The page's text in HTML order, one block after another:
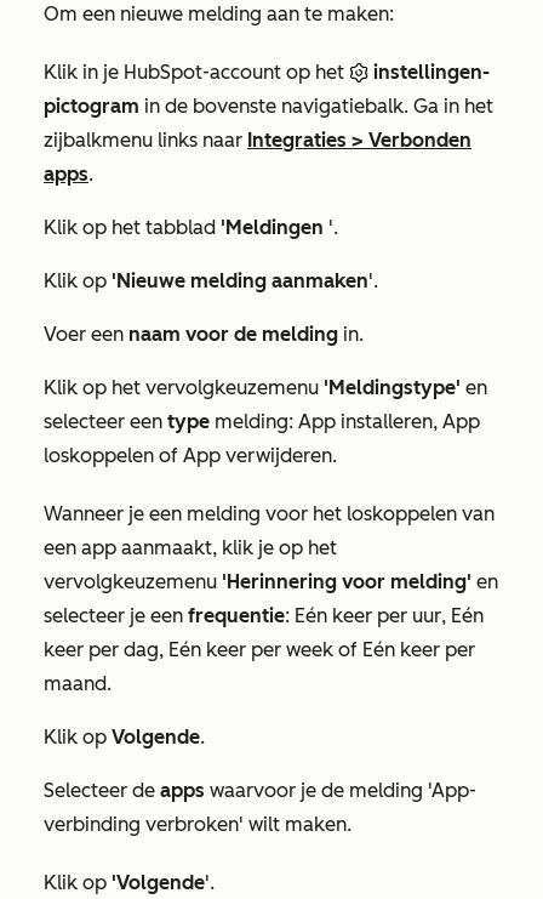
Om een nieuwe melding aan te maken:
Klik in je HubSpot-account op het
instellingen-
pictogram in de bovenste navigatiebalk. Ga in het
zijbalkmenu links naar Integraties > Verbonden
apps.
Klik op het tabblad 'Meldingen '.
Klik op 'Nieuwe melding aanmaken'.
Voer een naam voor de melding in.
Klik op het vervolgkeuzemenu 'Meldingstype' en
selecteer een type melding: App installeren, App
loskoppelen of App verwijderen.
Wanneer je een melding voor het loskoppelen van
een app aanmaakt, klik je op het
vervolgkeuzemenu 'Herinnering voor melding' en
selecteer je een frequentie: Eén keer per uur, Eén
keer per dag, Eén keer per week of Eén keer per
maand.
Klik op Volgende.
Selecteer de apps waarvoor je de melding 'App-
verbinding verbroken' wilt maken.
Klik op 'Volgende'.